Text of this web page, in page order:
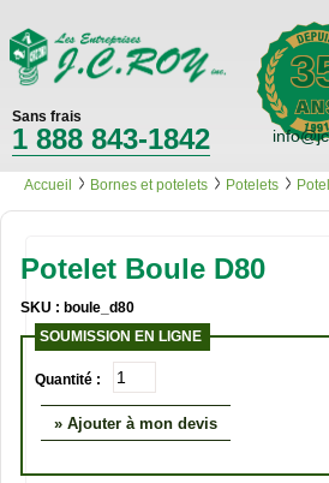
Sans frais
1 888 843-1842
Accueil Bornes et potelets Potelets
Potelet Boule D80
SKU : boule_d80
SOUMISSION EN LIGNE
Quantité :
» Ajouter à mon devis